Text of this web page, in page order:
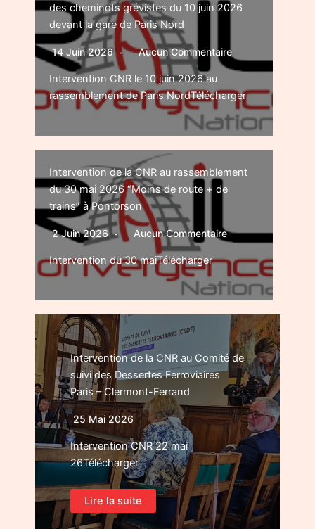
des cheminots grévistes du 10 juin 2026
devant la gare de Paris Nord
14 Juin 2026 Aucun Commentaire
Intervention CNR le 10 juin 2026 au
rassemblement de Paris NordTélécharger
Intervention de la CNR au rassemblement
du 30 mai 2026 “Moins de route + de
trains” à Pontorson
2 Juin 2026 Aucun Commentaire
Intervention du 30 maiTélécharger
Intervention de la CNR au Comité de
suivi des Dessertes Ferroviaires
Paris – Clermont-Ferrand
25 Mai 2026
Intervention CNR 22 mai
26Télécharger
Lire la suite